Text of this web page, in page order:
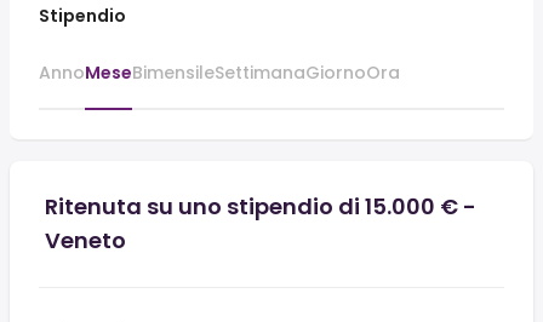
Stipendio
AnnoMeseBimensileSettimanaGiornoOra
Ritenuta su uno stipendio di 15.000 € -
Veneto